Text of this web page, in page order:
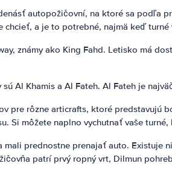
autopožičovní, na ktoré sa podľa
a je to potrebné, najmä keď turné
známy ako King Fahd. Letisko má
Al Khamis a Al Fateh. Al Fateh je
pre rôzne articrafts, ktoré predstavujú
Si môžete naplno vychutnať vaše
prednostne prenajať auto.
patrí prvý ropný vrt, Dilmun